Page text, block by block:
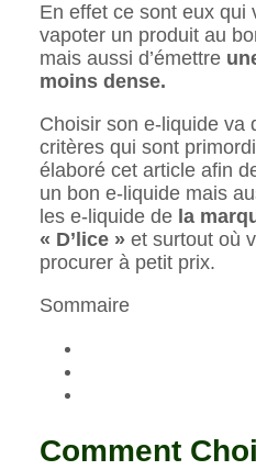
En effet ce sont eux qui
vapoter un produit au
mais aussi d’émettre
moins dense.
Choisir son e-liquide va
critères qui sont
élaboré cet article afin
un bon e-liquide mais
les e-liquide dela
« D’lice »et surtout où
procurer à petit prix.
Sommaire
Comment